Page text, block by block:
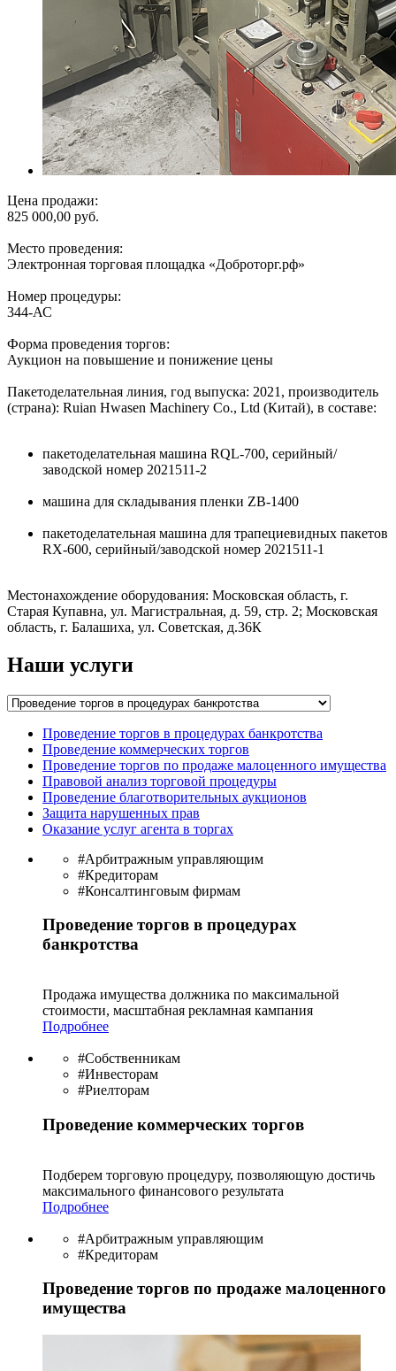
Цена продажи:
825 000,00 руб.
Место проведения:
Электронная торговая площадка «Доброторг.рф»
Номер процедуры:
344-АС
Форма проведения торгов:
Аукцион на повышение и понижение цены
Пакетоделательная линия, год выпуска: 2021, производитель
(страна): Ruian Hwasen Machinery Co., Ltd (Китай), в составе:
пакетоделательная машина RQL-700, серийный/
заводской номер 2021511-2
машина для складывания пленки ZB-1400
пакетоделательная машина для трапециевидных пакетов
RX-600, серийный/заводской номер 2021511-1
Местонахождение оборудования: Московская область, г.
Старая Купавна, ул. Магистральная, д. 59, стр. 2; Московская
область, г. Балашиха, ул. Советская, д.36К
Наши услуги
Проведение торгов в процедурах банкротства
Проведение коммерческих торгов
Проведение торгов по продаже малоценного имущества
Правовой анализ торговой процедуры
Проведение благотворительных аукционов
Защита нарушенных прав
Оказание услуг агента в торгах
#Арбитражным управляющим
#Кредиторам
#Консалтинговым фирмам
Проведение торгов в процедурах
банкротства
Продажа имущества должника по максимальной
стоимости, масштабная рекламная кампания
Подробнее
#Собственникам
#Инвесторам
#Риелторам
Проведение коммерческих торгов
Подберем торговую процедуру, позволяющую достичь
максимального финансового результата
Подробнее
#Арбитражным управляющим
#Кредиторам
Проведение торгов по продаже малоценного
имущества